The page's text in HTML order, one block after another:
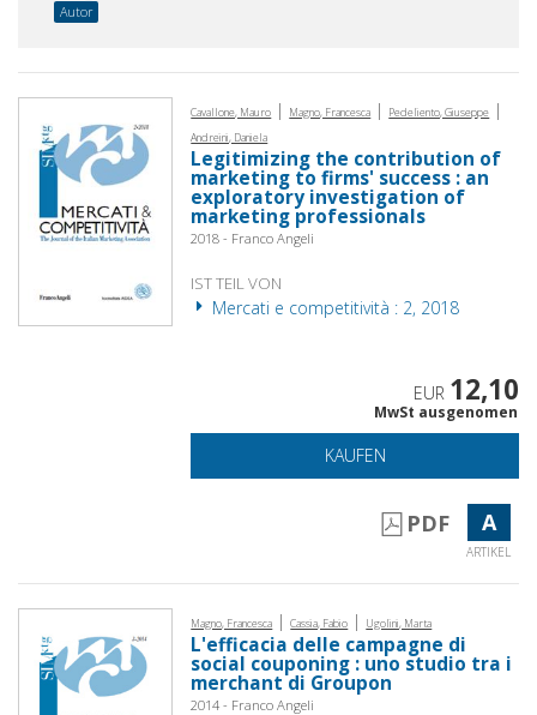
Autor
Cavallone, Mauro | Magno, Francesca | Pedeliento, Giuseppe |
Andreini, Daniela
Legitimizing the contribution of
marketing to firms' success : an
exploratory investigation of
marketing professionals
2018 - Franco Angeli
IST TEIL VON
Mercati e competitività : 2, 2018
EUR 12,10
MwSt ausgenomen
KAUFEN
PDF A
ARTIKEL
Magno, Francesca | Cassia, Fabio | Ugolini, Marta
L'efficacia delle campagne di
social couponing : uno studio tra i
merchant di Groupon
2014 - Franco Angeli